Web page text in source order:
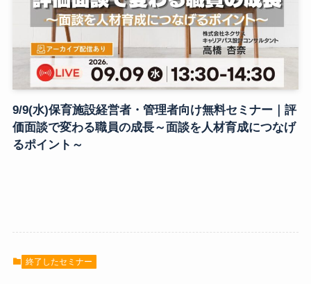
9/9(水)保育施設経営者・管理者向け無料セミナー｜評
価面談で変わる職員の成長～面談を人材育成につなげ
るポイント～
終了したセミナー